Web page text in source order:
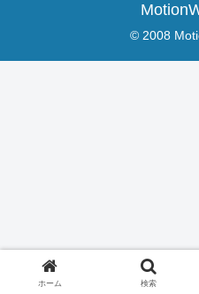
© 2008
ホーム 検索